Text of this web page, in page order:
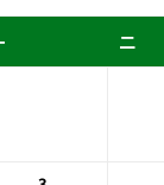
二